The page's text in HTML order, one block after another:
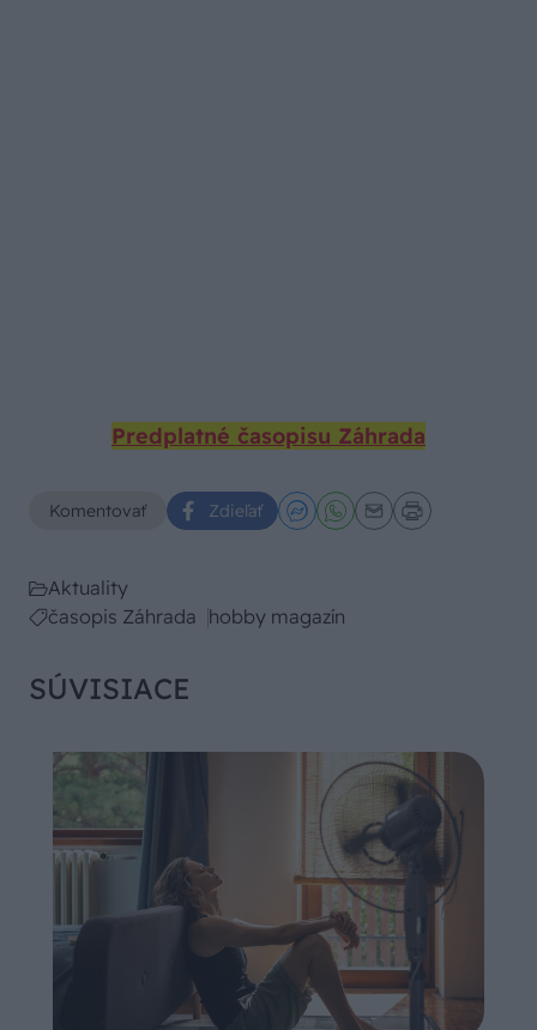
Predplatné časopisu Záhrada
Komentovať Zdieľať
Aktuality
časopis Záhrada hobby magazín
SÚVISIACE